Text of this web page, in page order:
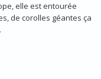
elle est entourée
de corolles géantes ça